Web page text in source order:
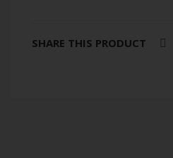
SHARE THIS PRODUCT